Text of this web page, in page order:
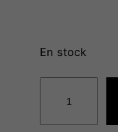
En stock
a